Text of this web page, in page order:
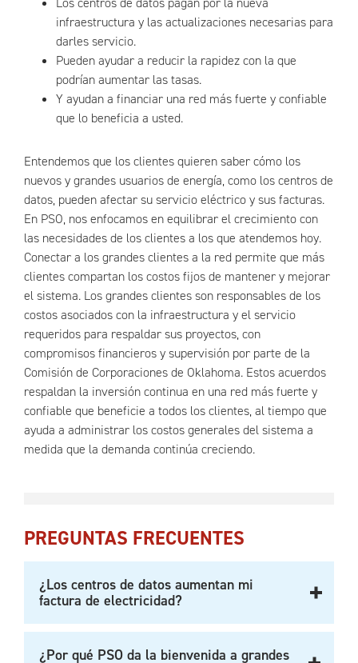
infraestructura y las actualizaciones necesarias para
darles servicio.
Pueden ayudar a reducir la rapidez con la que
podrían aumentar las tasas.
Y ayudan a financiar una red más fuerte y confiable
que lo beneficia a usted.
Entendemos que los clientes quieren saber cómo los
nuevos y grandes usuarios de energía, como los centros de
datos, pueden afectar su servicio eléctrico y sus facturas.
En PSO, nos enfocamos en equilibrar el crecimiento con
las necesidades de los clientes a los que atendemos hoy.
Conectar a los grandes clientes a la red permite que más
clientes compartan los costos fijos de mantener y mejorar
el sistema. Los grandes clientes son responsables de los
costos asociados con la infraestructura y el servicio
requeridos para respaldar sus proyectos, con
compromisos financieros y supervisión por parte de la
Comisión de Corporaciones de Oklahoma. Estos acuerdos
respaldan la inversión continua en una red más fuerte y
confiable que beneficie a todos los clientes, al tiempo que
ayuda a administrar los costos generales del sistema a
medida que la demanda continúa creciendo.
PREGUNTAS FRECUENTES
¿Los centros de datos aumentan mi
factura de electricidad?
¿Por qué PSO da la bienvenida a grandes